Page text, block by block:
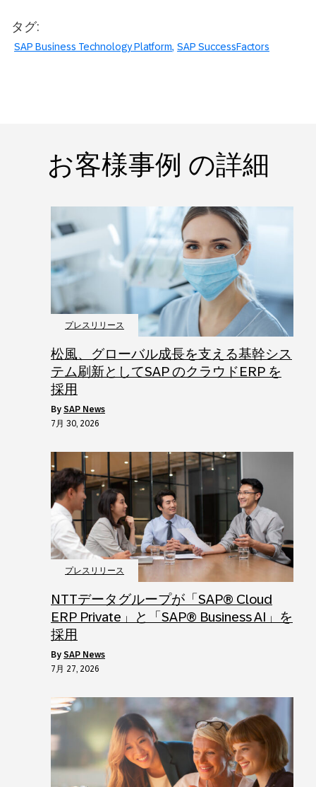
タグ:
SAP Business Technology Platform SAP SuccessFactors
お客様事例 の詳細
プレスリリース
松風、グローバル成長を支える基幹シス
テム刷新としてSAP のクラウドERP を
採用
by SAP News
7月 30, 2026
プレスリリース
NTTデータグループが「SAP® Cloud
ERP Private」と「SAP® Business AI」を
採用
by SAP News
7月 27, 2026